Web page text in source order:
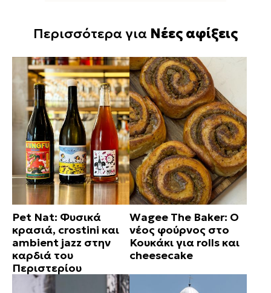
Περισσότερα για Νέες αφίξεις
Pet Nat: Φυσικά
κρασιά, crostini και
ambient jazz στην
καρδιά του
Περιστερίου
Wagee The Baker: Ο
νέος φούρνος στο
Κουκάκι για rolls και
cheesecake